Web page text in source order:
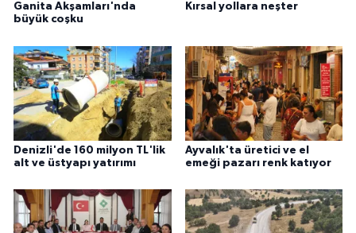
Ganita Akşamları'nda
büyük coşku
Kırsal yollara neşter
Denizli'de 160 milyon TL'lik
alt ve üstyapı yatırımı
Ayvalık'ta üretici ve el
emeği pazarı renk katıyor